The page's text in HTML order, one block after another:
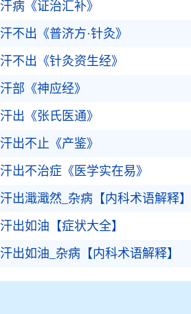
汗病《证治汇补》
汗不出《普济方·针灸》
汗不出《针灸资生经》
汗部《神应经》
汗出《张氏医通》
汗出不止《产鉴》
汗出不治症《医学实在易》
汗出濈濈然_杂病【内科术语解释】
汗出如油【症状大全】
汗出如油_杂病【内科术语解释】